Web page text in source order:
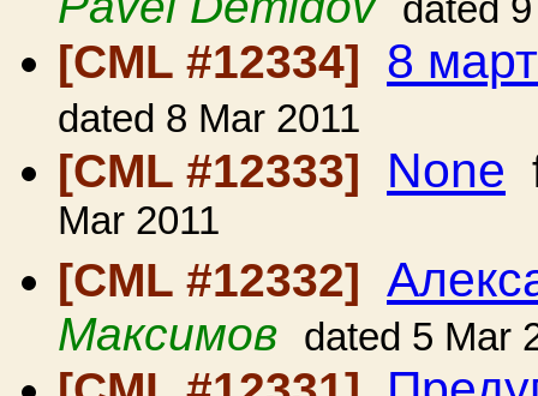
dated
[CML #12334] 8
dated 8 Mar 2011
[CML #12333] None
Mar 2011
[CML #12332]
Максимов dated 5 Mar